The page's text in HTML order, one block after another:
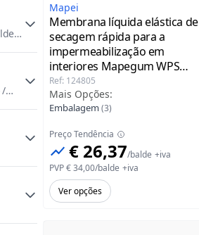
5
/
/
Mapei
Membrana líquida elástica de
secagem rápida para a
impermeabilização em
interiores Mapegum WPS
Mapei5 kg
Ref: 124805
Mais Opções:
Embalagem (3)
Preço Tendência
€ 26,37/balde +iva
PVP€ 34,00/balde +iva
Ver opções